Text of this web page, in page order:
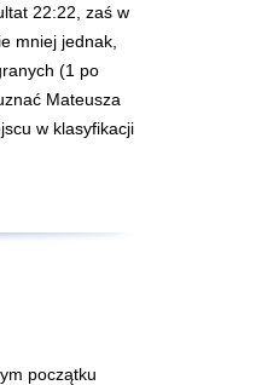
22:22, zaś w
mniej jednak,
(1 po
Mateusza
w klasyfikacji
początku